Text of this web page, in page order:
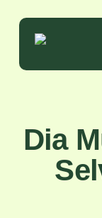
content
Dia